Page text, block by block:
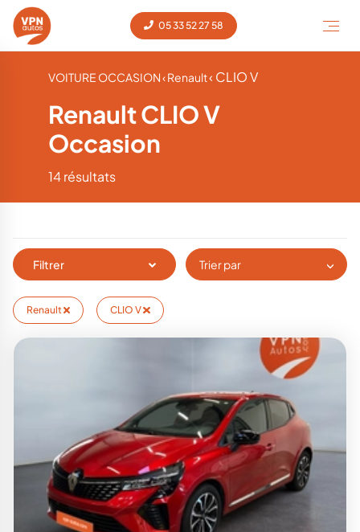
05 33 52 27 58
VOITURE OCCASION‹ Renault‹ CLIO V
Renault CLIO V
Occasion
14 résultats
Filtrer Trier par
Renault CLIO V